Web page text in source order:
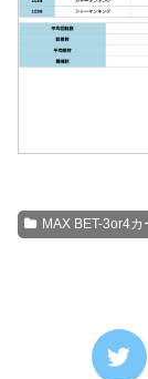
MAX BET-3or4カ